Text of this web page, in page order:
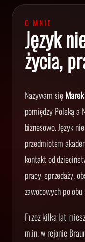
O MNIE
Język
życia,
Nazywam się
pomiędzy Polską a
biznesowo. Język
przedmiotem
kontakt od
pracy, sprzedaży,
zawodowych po
Przez kilka lat
m.in. w rejonie